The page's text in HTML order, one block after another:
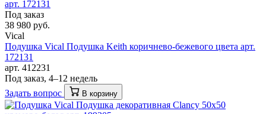
Под заказ
38 980 руб.
Vical
Подушка Vical Подушка Keith коричнево-бежевого цвета арт.
172131
арт. 412231
Под заказ, 4–12 недель
Задать вопрос
В корзину